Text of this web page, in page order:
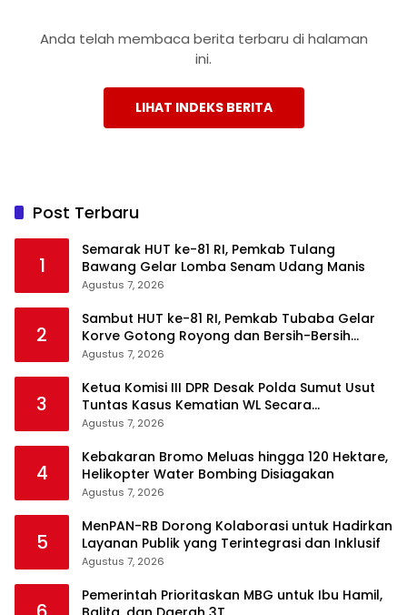
Anda telah membaca berita terbaru di halaman
ini.
LIHAT INDEKS BERITA
Post Terbaru
1
Semarak HUT ke-81 RI, Pemkab Tulang
Bawang Gelar Lomba Senam Udang Manis
Agustus 7, 2026
2
Sambut HUT ke-81 RI, Pemkab Tubaba Gelar
Korve Gotong Royong dan Bersih-Bersih
Serentak
Agustus 7, 2026
3
Ketua Komisi III DPR Desak Polda Sumut Usut
Tuntas Kasus Kematian WL Secara
Transparan
Agustus 7, 2026
4
Kebakaran Bromo Meluas hingga 120 Hektare,
Helikopter Water Bombing Disiagakan
Agustus 7, 2026
5
MenPAN-RB Dorong Kolaborasi untuk Hadirkan
Layanan Publik yang Terintegrasi dan Inklusif
Agustus 7, 2026
Pemerintah Prioritaskan MBG untuk Ibu Hamil,